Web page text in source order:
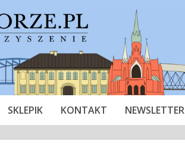
SKLEPIK KONTAKT NEWSLETTER